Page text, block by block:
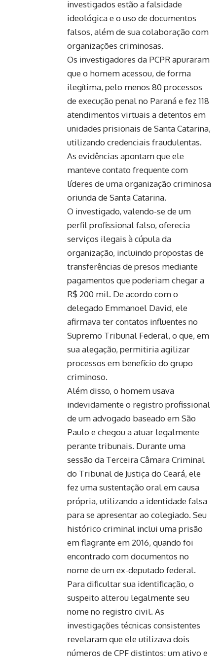
investigados estão a falsidade
ideológica e o uso de documentos
falsos, além de sua colaboração com
organizações criminosas.
Os investigadores da PCPR apuraram
que o homem acessou, de forma
ilegítima, pelo menos 80 processos
de execução penal no Paraná e fez 118
atendimentos virtuais a detentos em
unidades prisionais de Santa Catarina,
utilizando credenciais fraudulentas.
As evidências apontam que ele
manteve contato frequente com
líderes de uma organização criminosa
oriunda de Santa Catarina.
O investigado, valendo-se de um
perfil profissional falso, oferecia
serviços ilegais à cúpula da
organização, incluindo propostas de
transferências de presos mediante
pagamentos que poderiam chegar a
R$ 200 mil. De acordo com o
delegado Emmanoel David, ele
afirmava ter contatos influentes no
Supremo Tribunal Federal, o que, em
sua alegação, permitiria agilizar
processos em benefício do grupo
criminoso.
Além disso, o homem usava
indevidamente o registro profissional
de um advogado baseado em São
Paulo e chegou a atuar legalmente
perante tribunais. Durante uma
sessão da Terceira Câmara Criminal
do Tribunal de Justiça do Ceará, ele
fez uma sustentação oral em causa
própria, utilizando a identidade falsa
para se apresentar ao colegiado. Seu
histórico criminal inclui uma prisão
em flagrante em 2016, quando foi
encontrado com documentos no
nome de um ex-deputado federal.
Para dificultar sua identificação, o
suspeito alterou legalmente seu
nome no registro civil. As
investigações técnicas consistentes
revelaram que ele utilizava dois
números de CPF distintos: um ativo e